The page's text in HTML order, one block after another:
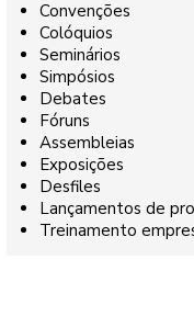
Convenções
Colóquios
Seminários
Simpósios
Debates
Fóruns
Assembleias
Exposições
Desfiles
Lançamentos de
Treinamento